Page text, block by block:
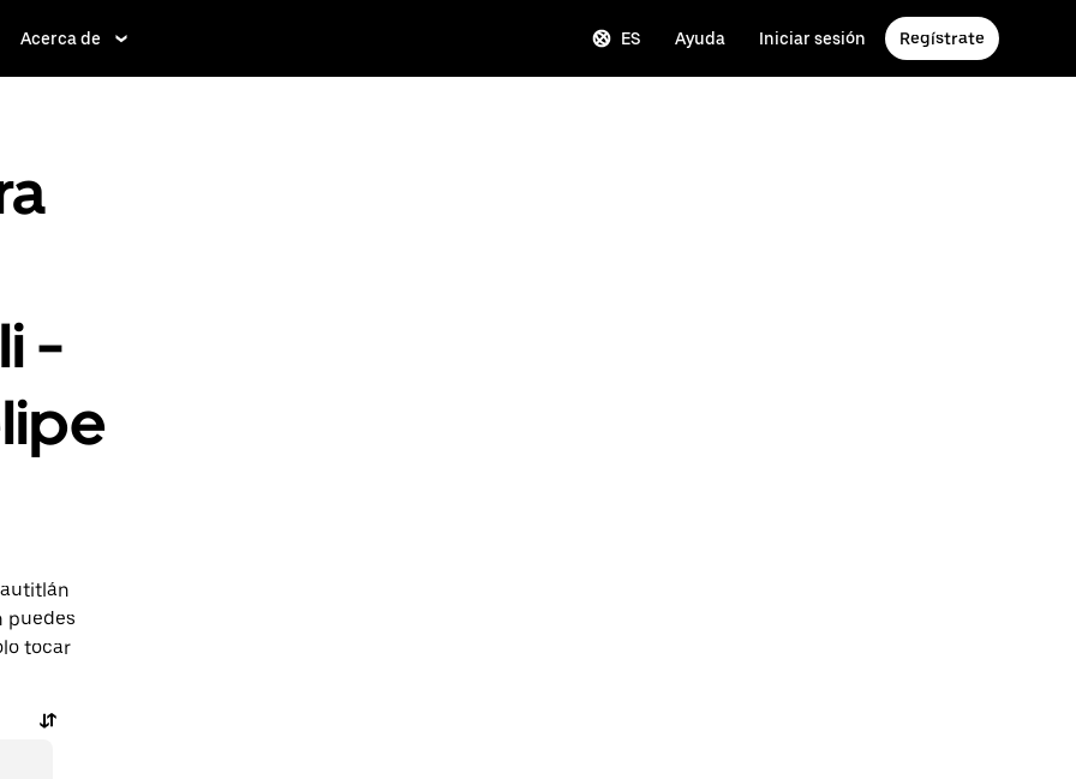
Acerca de ES Ayuda Iniciar sesión Regístrate
-
puedes
tocar